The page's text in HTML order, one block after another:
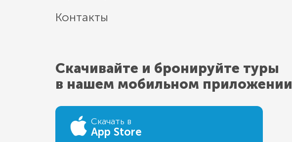
Контакты
Скачивайте и бронируйте туры
в нашем мобильном приложении
Скачать в
App Store